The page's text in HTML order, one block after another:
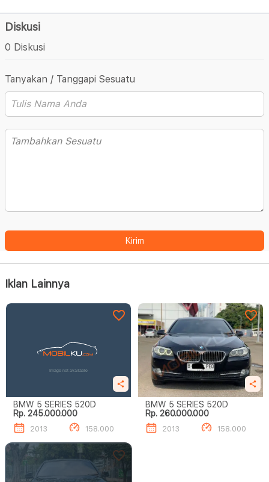
Diskusi
0 Diskusi
Tanyakan / Tanggapi Sesuatu
Kirim
Iklan Lainnya
BMW 5 SERIES 520D
Rp. 245.000.000
2013 158.000
BMW 5 SERIES 520D
Rp. 260.000.000
2013 158.000